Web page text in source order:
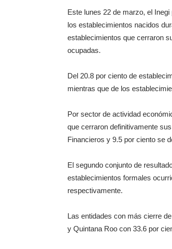
Este lunes 22 de marzo, el
los establecimientos nacidos
establecimientos que cerraron
ocupadas.
Del 20.8 por ciento de
mientras que de los
Por sector de actividad
que cerraron definitivamente
Financieros y 9.5 por ciento se
El segundo conjunto de
establecimientos formales
respectivamente.
Las entidades con más cierre
y Quintana Roo con 33.6 por